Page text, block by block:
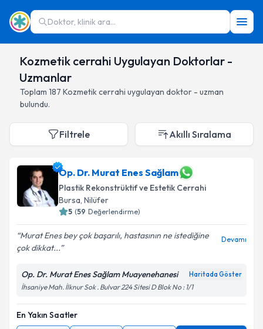
Doktor, klinik ara...
Kozmetik cerrahi Uygulayan Doktorlar -
Uzmanlar
Toplam 187 Kozmetik cerrahi uygulayan doktor - uzman
bulundu.
Filtrele Akıllı Sıralama
Op. Dr. Murat Enes Sağlam
Plastik Rekonstrüktif ve Estetik Cerrahi
Bursa, Nilüfer
5 (59 Değerlendirme)
Murat Enes bey çok başarılı, hastasının ne istediğine
çok dikkat...
Devamı
Op. Dr. Murat Enes Sağlam Muayenehanesi Haritada Göster
İhsaniye Mah. İlknur Sok . Bulvar 224 Sitesi D Blok No : 1/1
En Yakın Saatler